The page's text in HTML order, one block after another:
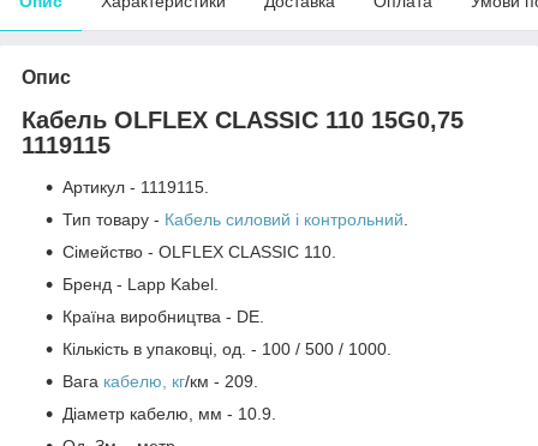
Опис
Кабель OLFLEX CLASSIC 110 15G0,75
1119115
Артикул - 1119115.
Тип товару - Кабель силовий і контрольний.
Сімейство - OLFLEX CLASSIC 110.
Бренд - Lapp Kabel.
Країна виробництва - DE.
Кількість в упаковці, од. - 100 / 500 / 1000.
Вага кабелю, кг/км - 209.
Діаметр кабелю, мм - 10.9.